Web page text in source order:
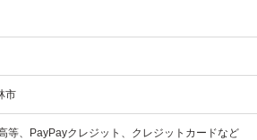
市
等、PayPayクレジット、クレジットカードなど